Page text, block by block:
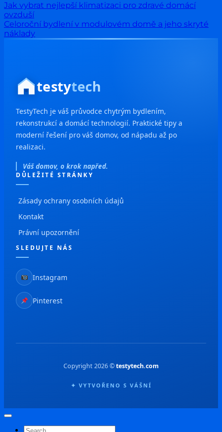
Jak vybrat nejlepší klimatizaci pro zdravé domácí
ovzduší
Celoroční bydlení v modulovém domě a jeho skryté
náklady
testytech
TestyTech je váš průvodce chytrým bydlením,
rekonstrukcí a domácí technologií. Praktické tipy a
moderní řešení pro váš domov, od nápadu až po
realizaci.
Váš domov, o krok napřed.
DŮLEŽITÉ STRÁNKY
Zásady ochrany osobních údajů
Kontakt
Právní upozornění
SLEDUJTE NÁS
Instagram
Pinterest
Copyright 2026 ©testytech.com
✦ VYTVOŘENO S VÁŠNÍ